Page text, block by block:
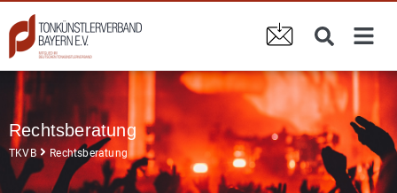
Rechtsberatung
TKVB Rechtsberatung